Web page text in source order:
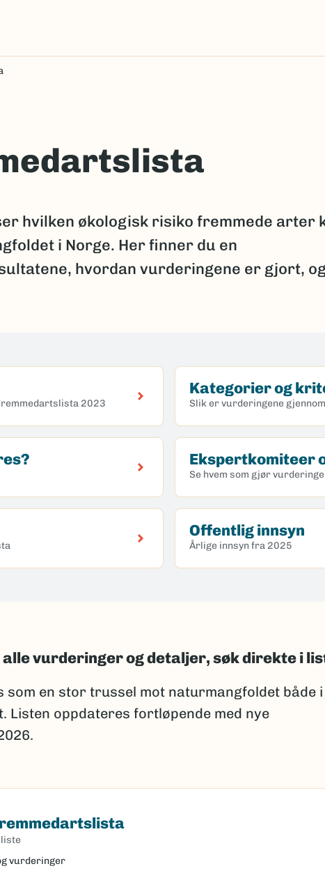
hvilken økologisk risiko fremmede arter
i Norge. Her finner du en
hvordan vurderingene er gjort,
2023
Kategorier og
Slik er vurderingene
Ekspertkomiteer
Se hvem som gjør
Offentlig innsyn
Årlige innsyn fra 2025
vurderinger og detaljer, søk direkte i
som en stor trussel mot naturmangfoldet både i
Listen oppdateres fortløpende med nye
liste
vurderinger